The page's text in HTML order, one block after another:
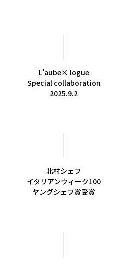
L’aube× logue
Special collaboration
2025.9.2
北村シェフ
イタリアンウィーク100
ヤングシェフ賞受賞